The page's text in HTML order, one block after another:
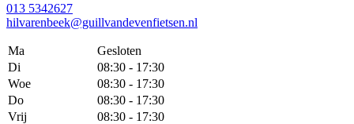
013 5342627
hilvarenbeek@guillvandevenfietsen.nl
Ma
Gesloten
Di
08:30 - 17:30
Woe
08:30 - 17:30
Do
08:30 - 17:30
Vrij
08:30 - 17:30